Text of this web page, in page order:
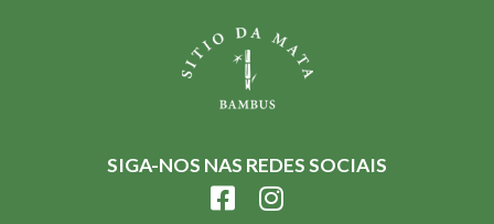
SIGA-NOS NAS REDES SOCIAIS